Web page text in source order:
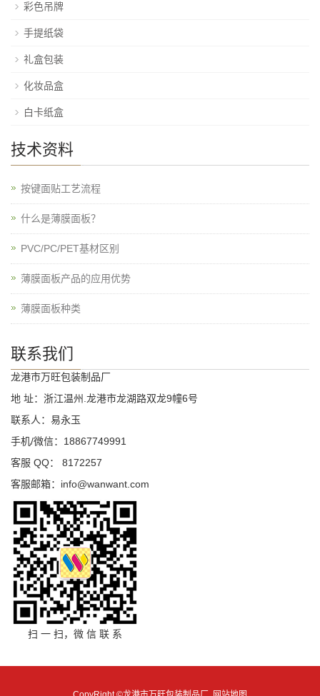
彩色吊牌
手提纸袋
礼盒包装
化妆品盒
白卡纸盒
技术资料
按键面贴工艺流程
什么是薄膜面板？
PVC/PC/PET基材区别
薄膜面板产品的应用优势
薄膜面板种类
联系我们
龙港市万旺包装制品厂
地 址：浙江温州.龙港市龙湖路双龙9幢6号
联系人：易永玉
手机/微信：18867749991
客服 QQ： 8172257
客服邮箱：info@wanwant.com
扫 一 扫，微 信 联 系